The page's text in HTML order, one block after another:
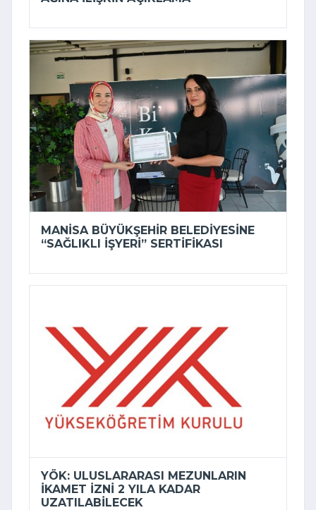
MANISA BÜYÜKŞEHIR BELEDIYESINE
“SAĞLIKLI İŞYERI” SERTIFIKASI
YÖK: ULUSLARARASI MEZUNLARIN
IKAMET IZNI 2 YILA KADAR
UZATILABILECEK